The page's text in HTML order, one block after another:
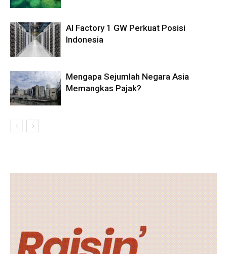
AI Factory 1 GW Perkuat Posisi
Indonesia
Mengapa Sejumlah Negara Asia
Memangkas Pajak?